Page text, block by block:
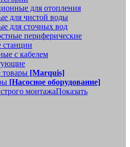
для отопления
для чистой воды
для сточных вод
периферические
станции
с кабелем
товары [Marquis]
[Насосное оборудование]
монтажаПоказать